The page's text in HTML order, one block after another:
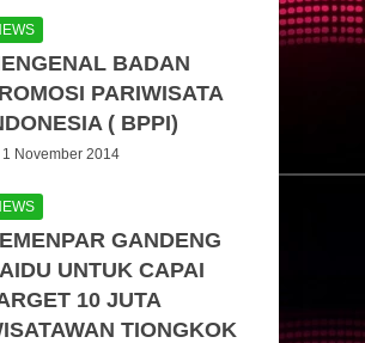
BADAN
PARIWISATA
( BPPI)
1 November 2014
GANDENG
UNTUK CAPAI
10 JUTA
TIONGKOK